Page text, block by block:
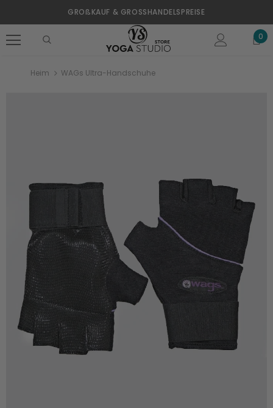
GROßKAUF & GROSSHANDELSPREISE
0
Heim WAGs Ultra-Handschuhe